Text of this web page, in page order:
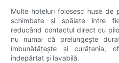
Multe hoteluri folosesc huse de
schimbate și spălate între
reducând contactul direct cu
nu numai că prelungește
îmbunătățește și curățenia,
îndepărtat și lavabilă.